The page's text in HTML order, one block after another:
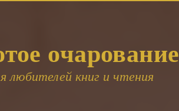
очарование
любителей книг и чтения